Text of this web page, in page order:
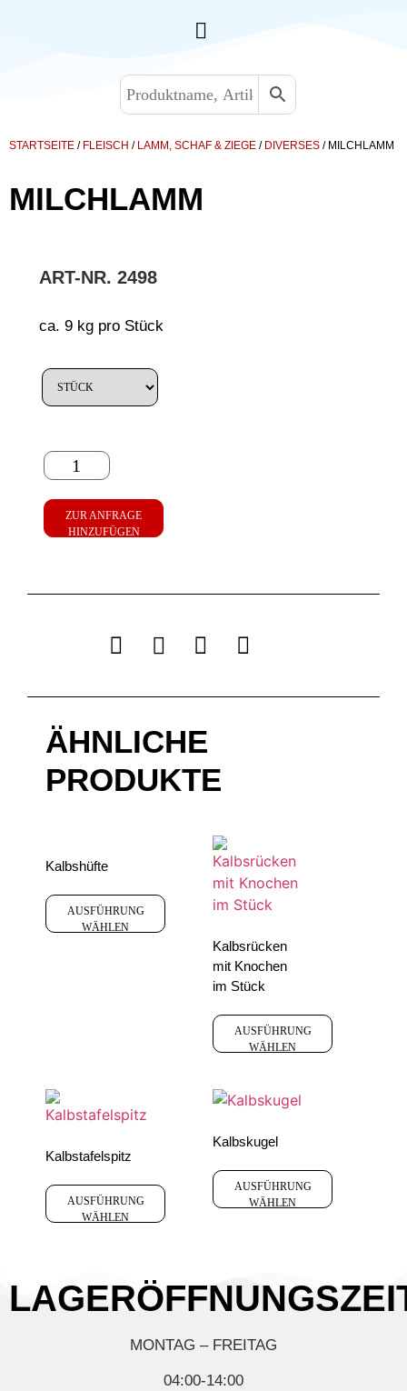
STARTSEITE / FLEISCH / LAMM, SCHAF & ZIEGE / DIVERSES / MILCHLAMM
MILCHLAMM
ART-NR. 2498
ca. 9 kg pro Stück
ZUR ANFRAGE
HINZUFÜGEN
ÄHNLICHE
PRODUKTE
Kalbshüfte
AUSFÜHRUNG
WÄHLEN
Kalbsrücken
mit Knochen
im Stück
AUSFÜHRUNG
WÄHLEN
Kalbstafelspitz
AUSFÜHRUNG
WÄHLEN
Kalbskugel
AUSFÜHRUNG
WÄHLEN
MONTAG – FREITAG
04:00-14:00